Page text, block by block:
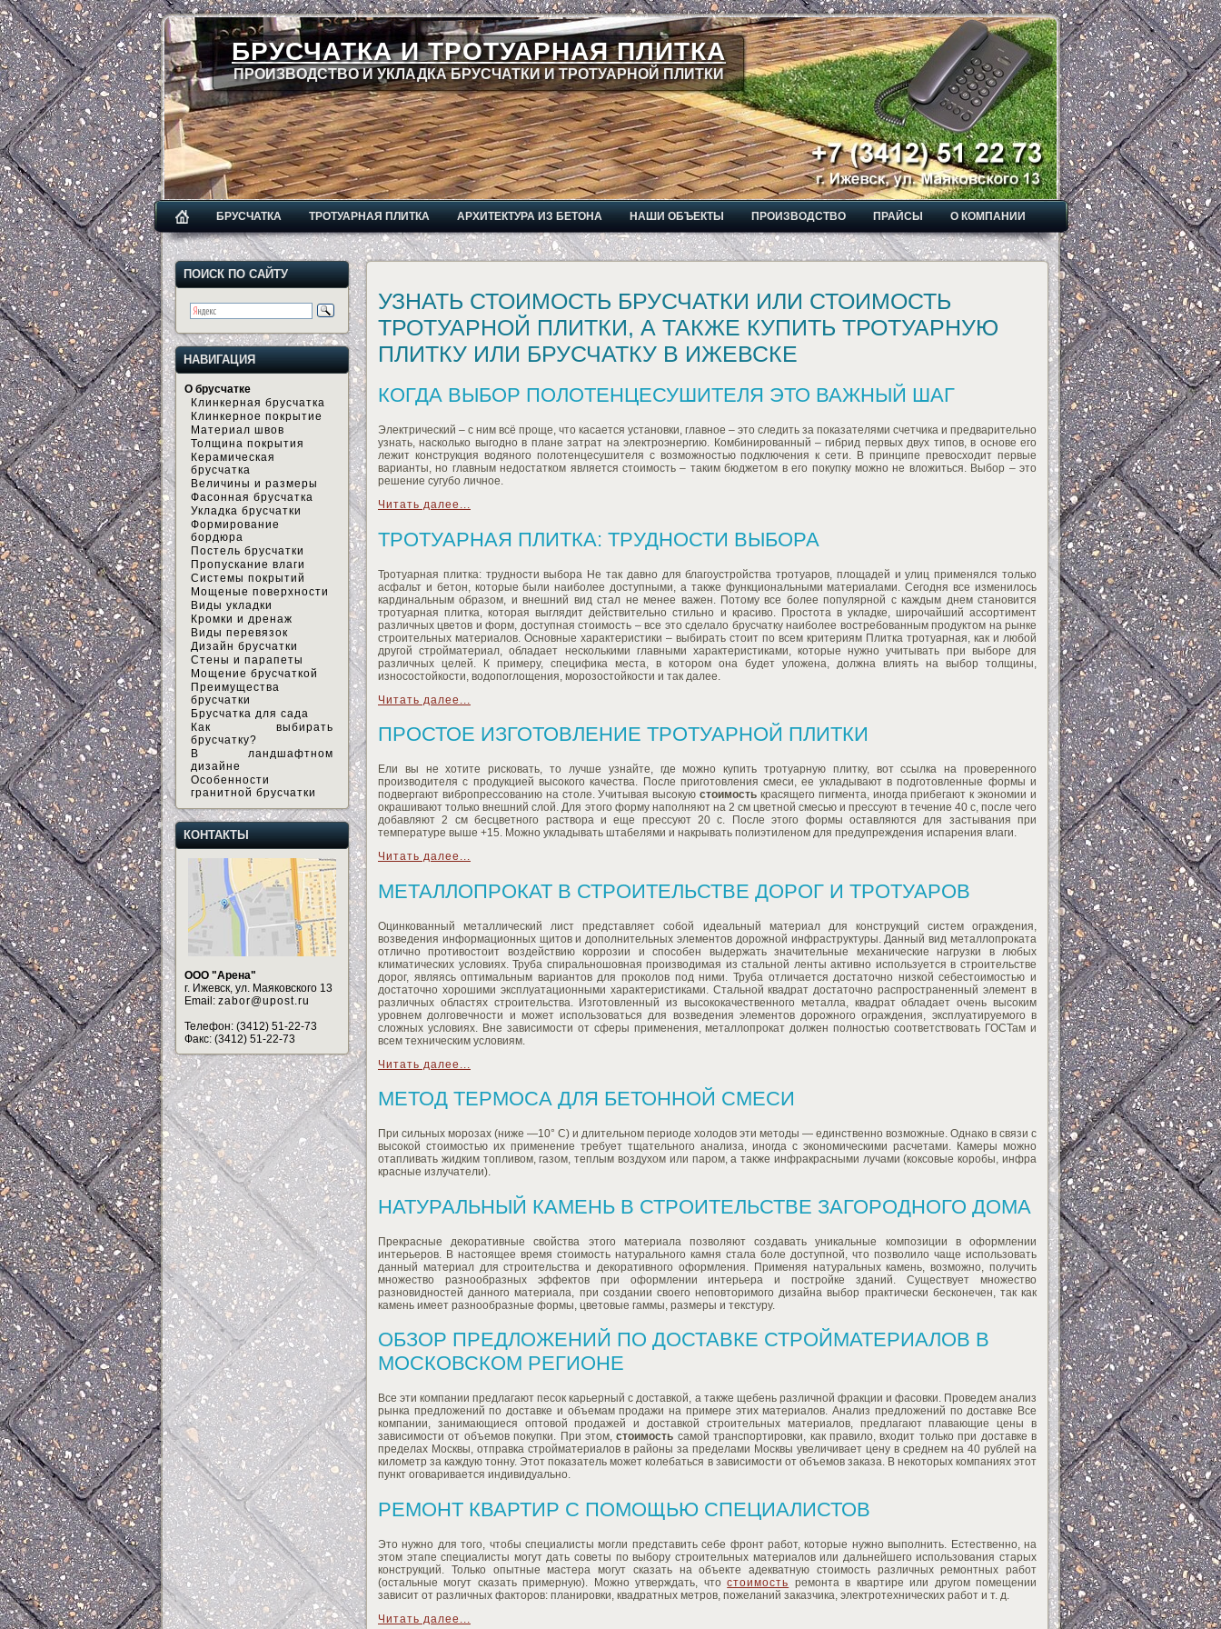
БРУСЧАТКА И ТРОТУАРНАЯ ПЛИТКА
ПРОИЗВОДСТВО И УКЛАДКА БРУСЧАТКИ И ТРОТУАРНОЙ ПЛИТКИ
БРУСЧАТКА ТРОТУАРНАЯ ПЛИТКА АРХИТЕКТУРА ИЗ БЕТОНА НАШИ ОБЪЕКТЫ ПРОИЗВОДСТВО ПРАЙСЫ О КОМПАНИИ
ПОИСК ПО САЙТУ
НАВИГАЦИЯ
О брусчатке
Клинкерная брусчатка
Клинкерное покрытие
Материал швов
Толщина покрытия
Керамическая
брусчатка
Величины и размеры
Фасонная брусчатка
Укладка брусчатки
Формирование
бордюра
Постель брусчатки
Пропускание влаги
Системы покрытий
Мощеные поверхности
Виды укладки
Кромки и дренаж
Виды перевязок
Дизайн брусчатки
Стены и парапеты
Мощение брусчаткой
Преимущества
брусчатки
Брусчатка для сада
Как выбирать
брусчатку?
В ландшафтном
дизайне
Особенности
гранитной брусчатки
КОНТАКТЫ
ООО "Арена"
г. Ижевск, ул. Маяковского 13
Email: zabor@upost.ru
Телефон: (3412) 51-22-73
Факс: (3412) 51-22-73
УЗНАТЬ СТОИМОСТЬ БРУСЧАТКИ ИЛИ СТОИМОСТЬ
ТРОТУАРНОЙ ПЛИТКИ, А ТАКЖЕ КУПИТЬ ТРОТУАРНУЮ
ПЛИТКУ ИЛИ БРУСЧАТКУ В ИЖЕВСКЕ
КОГДА ВЫБОР ПОЛОТЕНЦЕСУШИТЕЛЯ ЭТО ВАЖНЫЙ ШАГ
Электрический – с ним всё проще, что касается установки, главное – это следить за показателями счетчика и предварительно
узнать, насколько выгодно в плане затрат на электроэнергию. Комбинированный – гибрид первых двух типов, в основе его
лежит конструкция водяного полотенцесушителя с возможностью подключения к сети. В принципе превосходит первые
варианты, но главным недостатком является стоимость – таким бюджетом в его покупку можно не вложиться. Выбор – это
решение сугубо личное.
Читать далее...
ТРОТУАРНАЯ ПЛИТКА: ТРУДНОСТИ ВЫБОРА
Тротуарная плитка: трудности выбора Не так давно для благоустройства тротуаров, площадей и улиц применялся только
асфальт и бетон, которые были наиболее доступными, а также функциональными материалами. Сегодня все изменилось
кардинальным образом, и внешний вид стал не менее важен. Потому все более популярной с каждым днем становится
тротуарная плитка, которая выглядит действительно стильно и красиво. Простота в укладке, широчайший ассортимент
различных цветов и форм, доступная стоимость – все это сделало брусчатку наиболее востребованным продуктом на рынке
строительных материалов. Основные характеристики – выбирать стоит по всем критериям Плитка тротуарная, как и любой
другой стройматериал, обладает несколькими главными характеристиками, которые нужно учитывать при выборе для
различных целей. К примеру, специфика места, в котором она будет уложена, должна влиять на выбор толщины,
износостойкости, водопоглощения, морозостойкости и так далее.
Читать далее...
ПРОСТОЕ ИЗГОТОВЛЕНИЕ ТРОТУАРНОЙ ПЛИТКИ
Ели вы не хотите рисковать, то лучше узнайте, где можно купить тротуарную плитку, вот ссылка на проверенного
производителя с продукцией высокого качества. После приготовления смеси, ее укладывают в подготовленные формы и
подвергают вибропрессованию на столе. Учитывая высокуюстоимость красящего пигмента, иногда прибегают к экономии и
окрашивают только внешний слой. Для этого форму наполняют на 2 см цветной смесью и прессуют в течение 40 с, после чего
добавляют 2 см бесцветного раствора и еще прессуют 20 с. После этого формы оставляются для застывания при
температуре выше +15. Можно укладывать штабелями и накрывать полиэтиленом для предупреждения испарения влаги.
Читать далее...
МЕТАЛЛОПРОКАТ В СТРОИТЕЛЬСТВЕ ДОРОГ И ТРОТУАРОВ
Оцинкованный металлический лист представляет собой идеальный материал для конструкций систем ограждения,
возведения информационных щитов и дополнительных элементов дорожной инфраструктуры. Данный вид металлопроката
отлично противостоит воздействию коррозии и способен выдержать значительные механические нагрузки в любых
климатических условиях. Труба спиральношовная производимая из стальной ленты активно используется в строительстве
дорог, являясь оптимальным вариантов для проколов под ними. Труба отличается достаточно низкой себестоимостью и
достаточно хорошими эксплуатационными характеристиками. Стальной квадрат достаточно распространенный элемент в
различных областях строительства. Изготовленный из высококачественного металла, квадрат обладает очень высоким
уровнем долговечности и может использоваться для возведения элементов дорожного ограждения, эксплуатируемого в
сложных условиях. Вне зависимости от сферы применения, металлопрокат должен полностью соответствовать ГОСТам и
всем техническим условиям.
Читать далее...
МЕТОД ТЕРМОСА ДЛЯ БЕТОННОЙ СМЕСИ
При сильных морозах (ниже —10° С) и длительном периоде холодов эти методы — единственно возможные. Однако в связи с
высокой стоимостью их применение требует тщательного анализа, иногда с экономическими расчетами. Камеры можно
отапливать жидким топливом, газом, теплым воздухом или паром, а также инфракрасными лучами (коксовые коробы, инфра
красные излучатели).
НАТУРАЛЬНЫЙ КАМЕНЬ В СТРОИТЕЛЬСТВЕ ЗАГОРОДНОГО ДОМА
Прекрасные декоративные свойства этого материала позволяют создавать уникальные композиции в оформлении
интерьеров. В настоящее время стоимость натурального камня стала боле доступной, что позволило чаще использовать
данный материал для строительства и декоративного оформления. Применяя натуральных камень, возможно, получить
множество разнообразных эффектов при оформлении интерьера и постройке зданий. Существует множество
разновидностей данного материала, при создании своего неповторимого дизайна выбор практически бесконечен, так как
камень имеет разнообразные формы, цветовые гаммы, размеры и текстуру.
ОБЗОР ПРЕДЛОЖЕНИЙ ПО ДОСТАВКЕ СТРОЙМАТЕРИАЛОВ В
МОСКОВСКОМ РЕГИОНЕ
Все эти компании предлагают песок карьерный с доставкой, а также щебень различной фракции и фасовки. Проведем анализ
рынка предложений по доставке и объемам продажи на примере этих материалов. Анализ предложений по доставке Все
компании, занимающиеся оптовой продажей и доставкой строительных материалов, предлагают плавающие цены в
зависимости от объемов покупки. При этом,стоимость самой транспортировки, как правило, входит только при доставке в
пределах Москвы, отправка стройматериалов в районы за пределами Москвы увеличивает цену в среднем на 40 рублей на
километр за каждую тонну. Этот показатель может колебаться в зависимости от объемов заказа. В некоторых компаниях этот
пункт оговаривается индивидуально.
РЕМОНТ КВАРТИР С ПОМОЩЬЮ СПЕЦИАЛИСТОВ
Это нужно для того, чтобы специалисты могли представить себе фронт работ, которые нужно выполнить. Естественно, на
этом этапе специалисты могут дать советы по выбору строительных материалов или дальнейшего использования старых
конструкций. Только опытные мастера могут сказать на объекте адекватную стоимость различных ремонтных работ
(остальные могут сказать примерную). Можно утверждать, чтостоимость ремонта в квартире или другом помещении
зависит от различных факторов: планировки, квадратных метров, пожеланий заказчика, электротехнических работ и т. д.
Читать далее...